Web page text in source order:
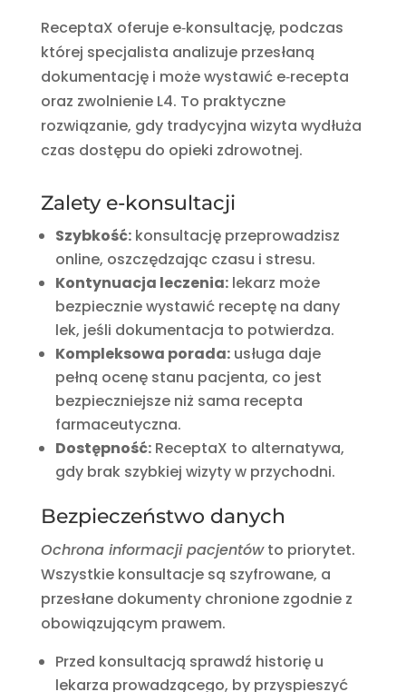
ReceptaX oferuje e‑konsultację, podczas
której specjalista analizuje przesłaną
dokumentację i może wystawić e‑recepta
oraz zwolnienie L4. To praktyczne
rozwiązanie, gdy tradycyjna wizyta wydłuża
czas dostępu do opieki zdrowotnej.
Zalety e-konsultacji
Szybkość:konsultację przeprowadzisz
online, oszczędzając czasu i stresu.
Kontynuacja leczenia:lekarz może
bezpiecznie wystawić receptę na dany
lek, jeśli dokumentacja to potwierdza.
Kompleksowa porada:usługa daje
pełną ocenę stanu pacjenta, co jest
bezpieczniejsze niż sama recepta
farmaceutyczna.
Dostępność:ReceptaX to alternatywa,
gdy brak szybkiej wizyty w przychodni.
Bezpieczeństwo danych
Ochrona informacji pacjentówto priorytet.
Wszystkie konsultacje są szyfrowane, a
przesłane dokumenty chronione zgodnie z
obowiązującym prawem.
Przed konsultacją sprawdź historię u
lekarza prowadzącego, by przyspieszyć